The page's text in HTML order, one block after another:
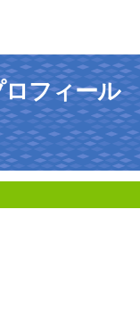
フィール